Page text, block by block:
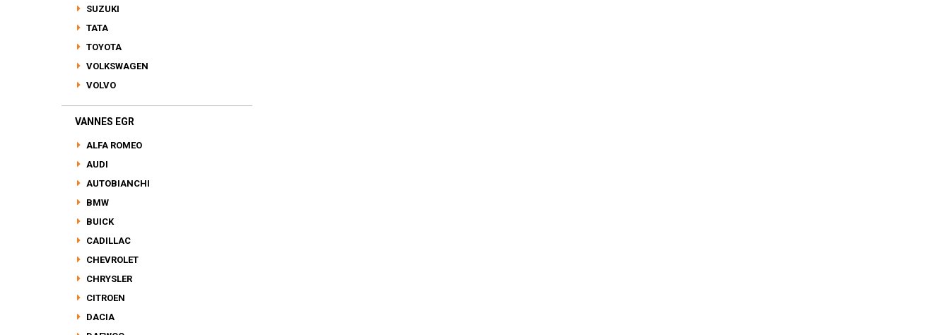
SUZUKI
TATA
TOYOTA
VOLKSWAGEN
VOLVO
VANNES EGR
ALFA ROMEO
AUDI
AUTOBIANCHI
BMW
BUICK
CADILLAC
CHEVROLET
CHRYSLER
CITROEN
DACIA